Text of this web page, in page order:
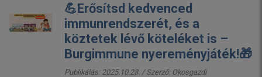
💪Erősítsd kedvenced
immunrendszerét, és a
köztetek lévő köteléket is –
Burgimmune nyereményjáték!🎁
Publikálás: 2025.10.28. / Szerző: Okosgazdi